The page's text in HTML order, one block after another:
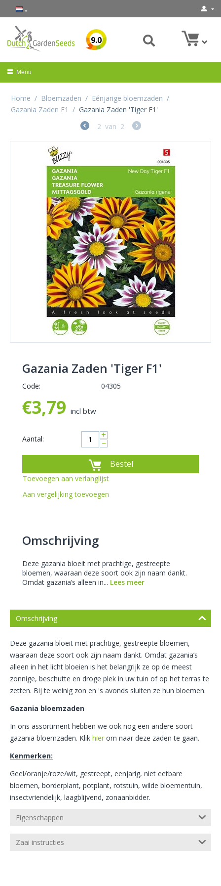
9.0
Menu
Home / Bloemzaden / Eénjarige bloemzaden /
Gazania Zaden F1 / Gazania Zaden 'Tiger F1'
2 van 2
Gazania Zaden 'Tiger F1'
Code: 04305
€3,79 incl btw
Aantal: +
−
Bestel
Toevoegen aan verlanglijst
Aan vergelijking toevoegen
Omschrijving
Deze gazania bloeit met prachtige, gestreepte
bloemen, waaraan deze soort ook zijn naam dankt.
Omdat gazania’s alleen in... Lees meer
Omschrijving
Deze gazania bloeit met prachtige, gestreepte bloemen,
waaraan deze soort ook zijn naam dankt. Omdat gazania’s
alleen in het licht bloeien is het belangrijk ze op de meest
zonnige, beschutte en droge plek in uw tuin of op het terras te
zetten. Bij te weinig zon en 's avonds sluiten ze hun bloemen.
Gazania bloemzaden
In ons assortiment hebben we ook nog een andere soort
gazania bloemzaden. Klik hier om naar deze zaden te gaan.
Kenmerken:
Geel/oranje/roze/wit, gestreept, eenjarig, niet eetbare
bloemen, borderplant, potplant, rotstuin, wilde bloementuin,
insectvriendelijk, laagblijvend, zonaanbidder.
Eigenschappen
Zaai instructies